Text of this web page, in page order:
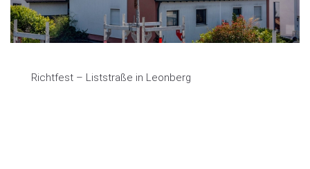
Richtfest – Liststraße in Leonberg